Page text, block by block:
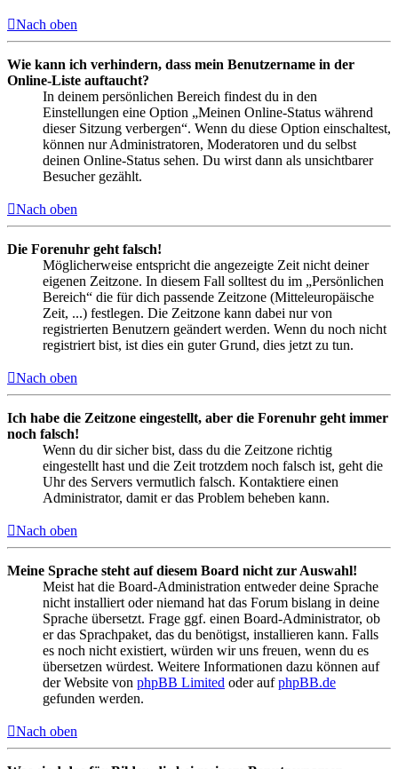
Nach oben
Wie kann ich verhindern, dass mein Benutzername in der
Online-Liste auftaucht?
In deinem persönlichen Bereich findest du in den
Einstellungen eine Option „Meinen Online-Status während
dieser Sitzung verbergen“. Wenn du diese Option einschaltest,
können nur Administratoren, Moderatoren und du selbst
deinen Online-Status sehen. Du wirst dann als unsichtbarer
Besucher gezählt.
Nach oben
Die Forenuhr geht falsch!
Möglicherweise entspricht die angezeigte Zeit nicht deiner
eigenen Zeitzone. In diesem Fall solltest du im „Persönlichen
Bereich“ die für dich passende Zeitzone (Mitteleuropäische
Zeit, ...) festlegen. Die Zeitzone kann dabei nur von
registrierten Benutzern geändert werden. Wenn du noch nicht
registriert bist, ist dies ein guter Grund, dies jetzt zu tun.
Nach oben
Ich habe die Zeitzone eingestellt, aber die Forenuhr geht immer
noch falsch!
Wenn du dir sicher bist, dass du die Zeitzone richtig
eingestellt hast und die Zeit trotzdem noch falsch ist, geht die
Uhr des Servers vermutlich falsch. Kontaktiere einen
Administrator, damit er das Problem beheben kann.
Nach oben
Meine Sprache steht auf diesem Board nicht zur Auswahl!
Meist hat die Board-Administration entweder deine Sprache
nicht installiert oder niemand hat das Forum bislang in deine
Sprache übersetzt. Frage ggf. einen Board-Administrator, ob
er das Sprachpaket, das du benötigst, installieren kann. Falls
es noch nicht existiert, würden wir uns freuen, wenn du es
übersetzen würdest. Weitere Informationen dazu können auf
der Website von phpBB Limited oder aufphpBB.de
gefunden werden.
Nach oben